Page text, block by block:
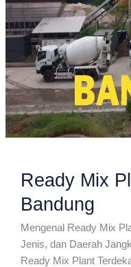
Ready Mix
Bandung
Mengenal Ready Mix
Jenis, dan Daerah
Ready Mix Plant